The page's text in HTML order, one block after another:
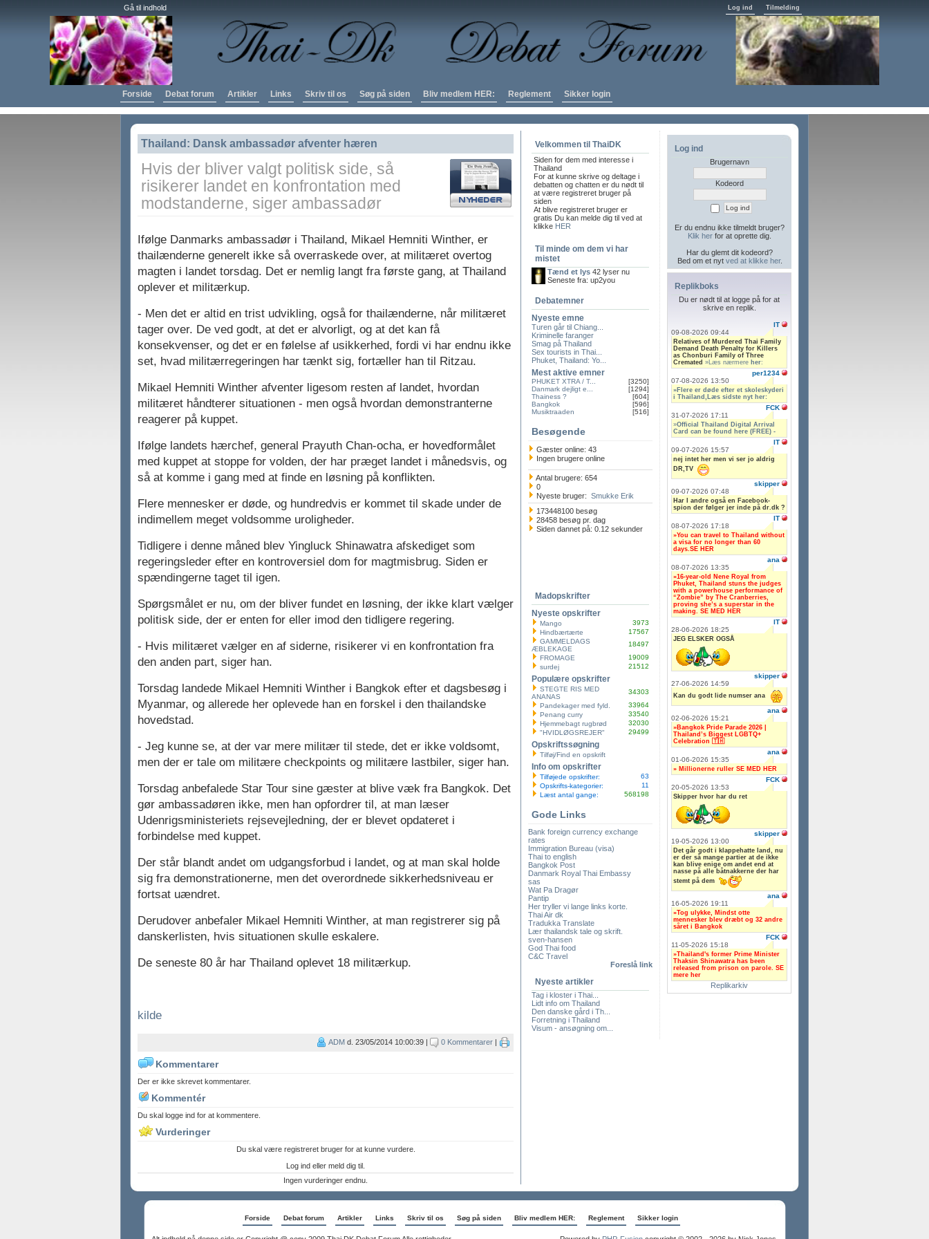
Gå til indhold Log ind Tilmelding
Forside Debat forum Artikler Links Skriv til os Søg på siden Bliv medlem HER: Reglement Sikker login
Thailand: Dansk ambassadør afventer hæren
Hvis der bliver valgt politisk side, så
risikerer landet en konfrontation med
modstanderne, siger ambassadør
Ifølge Danmarks ambassadør i Thailand, Mikael Hemniti Winther, er
thailænderne generelt ikke så overraskede over, at militæret overtog
magten i landet torsdag. Det er nemlig langt fra første gang, at Thailand
oplever et militærkup.
- Men det er altid en trist udvikling, også for thailænderne, når militæret
tager over. De ved godt, at det er alvorligt, og at det kan få
konsekvenser, og det er en følelse af usikkerhed, fordi vi har endnu ikke
set, hvad militærregeringen har tænkt sig, fortæller han til Ritzau.
Mikael Hemniti Winther afventer ligesom resten af landet, hvordan
militæret håndterer situationen - men også hvordan demonstranterne
reagerer på kuppet.
Ifølge landets hærchef, general Prayuth Chan-ocha, er hovedformålet
med kuppet at stoppe for volden, der har præget landet i månedsvis, og
så at komme i gang med at finde en løsning på konflikten.
Flere mennesker er døde, og hundredvis er kommet til skade under de
indimellem meget voldsomme uroligheder.
Tidligere i denne måned blev Yingluck Shinawatra afskediget som
regeringsleder efter en kontroversiel dom for magtmisbrug. Siden er
spændingerne taget til igen.
Spørgsmålet er nu, om der bliver fundet en løsning, der ikke klart vælger
politisk side, der er enten for eller imod den tidligere regering.
- Hvis militæret vælger en af siderne, risikerer vi en konfrontation fra
den anden part, siger han.
Torsdag landede Mikael Hemniti Winther i Bangkok efter et dagsbesøg i
Myanmar, og allerede her oplevede han en forskel i den thailandske
hovedstad.
- Jeg kunne se, at der var mere militær til stede, det er ikke voldsomt,
men der er tale om militære checkpoints og militære lastbiler, siger han.
Torsdag anbefalede Star Tour sine gæster at blive væk fra Bangkok. Det
gør ambassadøren ikke, men han opfordrer til, at man læser
Udenrigsministeriets rejsevejledning, der er blevet opdateret i
forbindelse med kuppet.
Der står blandt andet om udgangsforbud i landet, og at man skal holde
sig fra demonstrationerne, men det overordnede sikkerhedsniveau er
fortsat uændret.
Derudover anbefaler Mikael Hemniti Winther, at man registrerer sig på
danskerlisten, hvis situationen skulle eskalere.
De seneste 80 år har Thailand oplevet 18 militærkup.
kilde
ADM d. 23/05/2014 10:00:39 | 0 Kommentarer |
Kommentarer
Der er ikke skrevet kommentarer.
Kommentér
Du skal logge ind for at kommentere.
Vurderinger
Du skal være registreret bruger for at kunne vurdere.
Log ind eller meld dig til.
Ingen vurderinger endnu.
Velkommen til ThaiDK
Siden for dem med interesse i
Thailand
For at kunne skrive og deltage i
debatten og chatten er du nødt til
at være registreret bruger på
siden
At blive registreret bruger er
gratis Du kan melde dig til ved at
klikke HER
Til minde om dem vi har
mistet
Tænd et lys 42 lyser nu
Seneste fra: up2you
Debatemner
Nyeste emne
Turen går til Chiang...
Kriminelle faranger
Smag på Thailand
Sex tourists in Thai...
Phuket, Thailand: Yo...
Mest aktive emner
PHUKET XTRA / T...
[3250]
Danmark dejligt e...
[1294]
Thainess ?
[604]
Bangkok
[596]
Musiktraaden
[516]
Besøgende
Gæster online: 43
Ingen brugere online
Antal brugere: 654
0
Nyeste bruger: Smukke Erik
173448100 besøg
28458 besøg pr. dag
Siden dannet på: 0.12 sekunder
Madopskrifter
Nyeste opskrifter
Mango
3973
Hindbærtærte
17567
GAMMELDAGS
ÆBLEKAGE
18497
FROMAGE
19009
surdej
21512
Populære opskrifter
STEGTE RIS MED
ANANAS
34303
Pandekager med fyld.
33964
Penang curry
33540
Hjemmebagt rugbrød
32030
"HVIDLØGSREJER"
29499
Opskriftssøgning
Tilføj/Find en opskrift
Info om opskrifter
Tilføjede opskrifter:
63
Opskrifts-kategorier:
11
Læst antal gange:
568198
Gode Links
Bank foreign currency exchange
rates
Immigration Bureau (visa)
Thai to english
Bangkok Post
Danmark Royal Thai Embassy
sas
Wat Pa Dragør
Pantip
Her tryller vi lange links korte.
Thai Air dk
Tradukka Translate
Lær thailandsk tale og skrift.
sven-hansen
God Thai food
C&C Travel
Foreslå link
Nyeste artikler
Tag i kloster i Thai...
Lidt info om Thailand
Den danske gård i Th...
Forretning i Thailand
Visum - ansøgning om...
Log ind
Brugernavn
Kodeord
Er du endnu ikke tilmeldt bruger?
Klik her for at oprette dig.
Har du glemt dit kodeord?
Bed om et nyt ved at klikke her.
Replikboks
Du er nødt til at logge på for at
skrive en replik.
IT
09-08-2026 09:44
Relatives of Murdered Thai Family
Demand Death Penalty for Killers
as Chonburi Family of Three
Cremated »Læs nærmere her:
per1234
07-08-2026 13:50
»Flere er døde efter et skoleskyderi
i Thailand,Læs sidste nyt her:
FCK
31-07-2026 17:11
»Official Thailand Digital Arrival
Card can be found here (FREE) -
IT
09-07-2026 15:57
nej intet her men vi ser jo aldrig
DR,TV
skipper
09-07-2026 07:48
Har I andre også en Facebook-
spion der følger jer inde på dr.dk ?
IT
08-07-2026 17:18
»You can travel to Thailand without
a visa for no longer than 60
days.SE HER
ana
08-07-2026 13:35
»16-year-old Nene Royal from
Phuket, Thailand stuns the judges
with a powerhouse performance of
“Zombie” by The Cranberries,
proving she’s a superstar in the
making. SE MED HER
IT
28-06-2026 18:25
JEG ELSKER OGSÅ
skipper
27-06-2026 14:59
Kan du godt lide numser ana
ana
02-06-2026 15:21
»Bangkok Pride Parade 2026 |
Thailand’s Biggest LGBTQ+
Celebration 🇹🇭
ana
01-06-2026 15:35
» Millionerne ruller SE MED HER
FCK
20-05-2026 13:53
Skipper hvor har du ret
skipper
19-05-2026 13:00
Det går godt i klappehatte land, nu
er der så mange partier at de ikke
kan blive enige om andet end at
nasse på alle båtnakkerne der har
stemt på dem
ana
16-05-2026 19:11
»Tog ulykke, Mindst otte
mennesker blev dræbt og 32 andre
såret i Bangkok
FCK
11-05-2026 15:18
»Thailand's former Prime Minister
Thaksin Shinawatra has been
released from prison on parole. SE
mere her
Replikarkiv
Forside Debat forum Artikler Links Skriv til os Søg på siden Bliv medlem HER: Reglement Sikker login